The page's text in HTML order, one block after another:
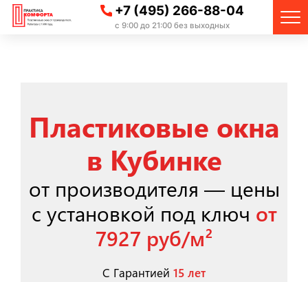
+7 (495) 266-88-04
с 9:00 до 21:00 без выходных
Пластиковые окна
в Кубинке
от производителя — цены
с установкой под ключ от
7927 руб/м²
С Гарантией 15 лет